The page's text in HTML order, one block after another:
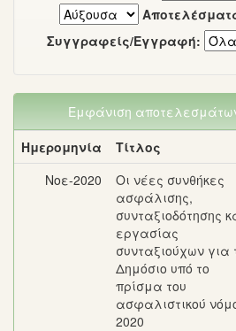
Συγγραφείς/Εγγραφή:
Εμφάνιση
Ημερομηνία
Τίτλος
Νοε-2020
Οι νέες συνθήκες
ασφάλισης,
συνταξιοδότησης
εργασίας
συνταξιούχων για
Δημόσιο υπό το
πρίσμα του
ασφαλιστικού
2020